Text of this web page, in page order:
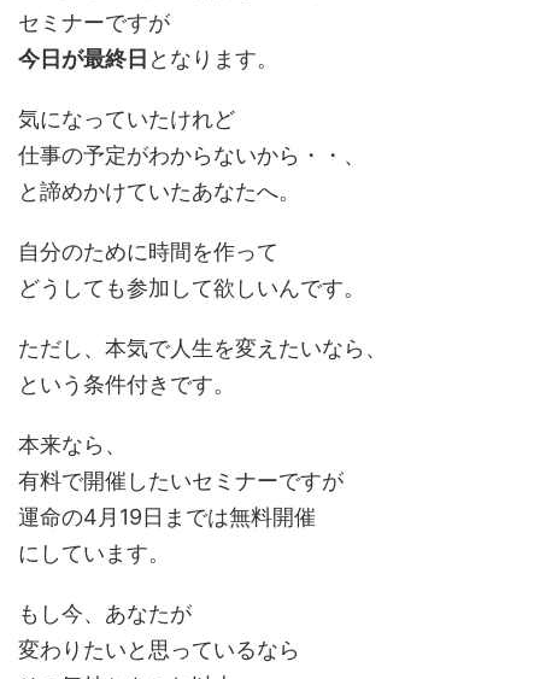
セミナーですが
今日が最終日 となります。
気になっていたけれど
仕事の予定がわからないから・・、
と諦めかけていたあなたへ。
自分のために時間を作って
どうしても参加して欲しいんです。
ただし、本気で人生を変えたいなら、
という条件付きです。
本来なら、
有料で開催したいセミナーですが
運命の4月19日までは無料開催
にしています。
もし今、あなたが
変わりたいと思っているなら